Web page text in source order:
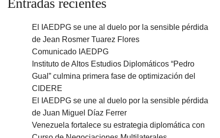
Entradas recientes
El IAEDPG se une al duelo por la sensible pérdida
de Jean Rosmer Tuarez Flores
Comunicado IAEDPG
Instituto de Altos Estudios Diplomáticos “Pedro
Gual” culmina primera fase de optimización del
CIDERE
El IAEDPG se une al duelo por la sensible pérdida
de Juan Miguel Díaz Ferrer
Venezuela fortalece su estrategia diplomática con